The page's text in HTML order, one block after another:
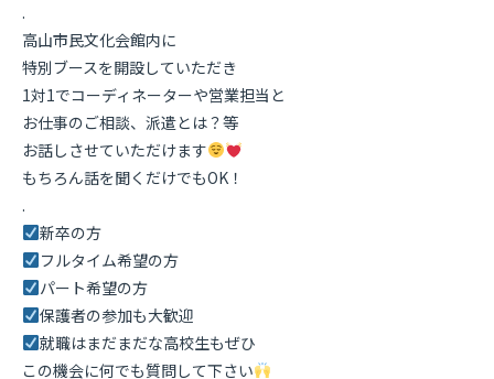
.
高山市民文化会館内に
特別ブースを開設していただき
1対1でコーディネーターや営業担当と
お仕事のご相談、派遣とは？等
お話しさせていただけます
もちろん話を聞くだけでもOK！
.
新卒の方
フルタイム希望の方
パート希望の方
保護者の参加も大歓迎
就職はまだまだな高校生もぜひ
この機会に何でも質問して下さい